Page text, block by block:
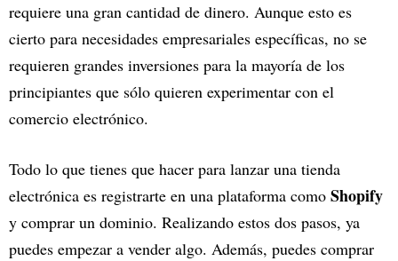
requiere una gran cantidad de dinero. Aunque esto es
cierto para necesidades empresariales específicas, no se
requieren grandes inversiones para la mayoría de los
principiantes que sólo quieren experimentar con el
comercio electrónico.
Todo lo que tienes que hacer para lanzar una tienda
electrónica es registrarte en una plataforma como Shopify
y comprar un dominio. Realizando estos dos pasos, ya
puedes empezar a vender algo. Además, puedes comprar